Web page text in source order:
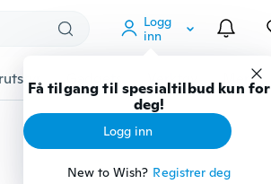
Logg
inn
Få tilgang til spesialtilbud kun for
deg!
Logg inn
New to Wish? Registrer deg
Gadgets Verktøy